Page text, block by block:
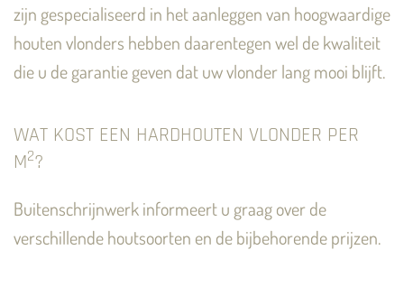
zijn gespecialiseerd in het aanleggen van hoogwaardige
houten vlonders hebben daarentegen wel de kwaliteit
die u de garantie geven dat uw vlonder lang mooi blijft.
WAT KOST EEN HARDHOUTEN VLONDER PER
M2?
Buitenschrijnwerk informeert u graag over de
verschillende houtsoorten en de bijbehorende prijzen.